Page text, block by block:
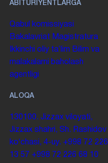
ABITURIYENTLARGA
Qabul komissiyasi
Bakalavriat Magistratura
Ikkinchi oliy taʼlim Bilim va
malakalarni baholash
agentligi
ALOQA
130100. Jizzax viloyati,
Jizzax shahri, Sh. Rashidov
koʻchasi, 4-uy. +998 72 226
13 57 +998 72 226 68 10